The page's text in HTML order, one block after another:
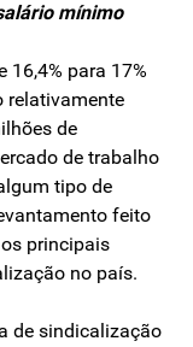
mínimo
para 17%
relativamente
de
de trabalho
tipo de
feito
principais
no país.
de sindicalização